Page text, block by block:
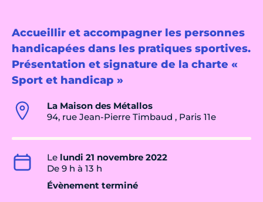
Accueillir et accompagner les personnes
handicapées dans les pratiques sportives.
Présentation et signature de la charte «
Sport et handicap »
La Maison des Métallos
94, rue Jean-Pierre Timbaud , Paris 11e
Le lundi 21 novembre 2022
De 9 h à 13 h
Évènement terminé